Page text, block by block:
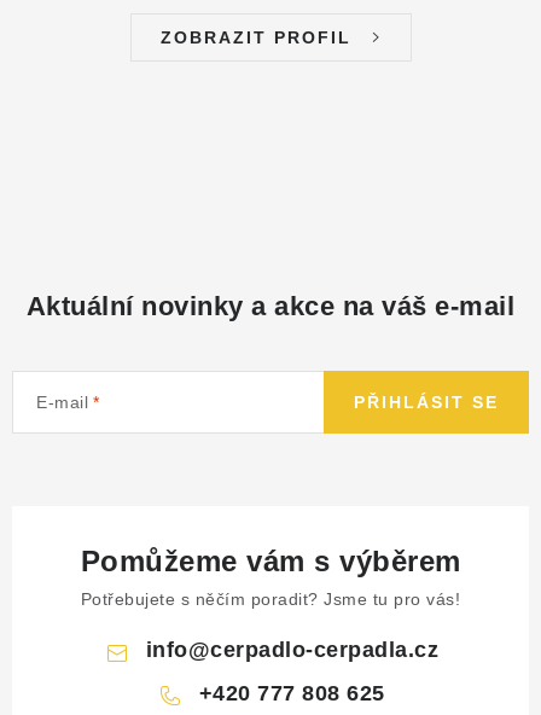
SEKAČKY, ZÁVLAHYZOBRAZIT PROFIL
Aktuální novinky a akce na váš e-mail
E-mail PŘIHLÁSIT SE
Pomůžeme vám s výběrem
Potřebujete s něčím poradit? Jsme tu pro vás!
info@cerpadlo-cerpadla.cz
+420 777 808 625